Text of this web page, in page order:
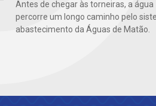
Antes de chegar às torneiras, a água
percorre um longo caminho pelo
abastecimento da Águas de Matão.